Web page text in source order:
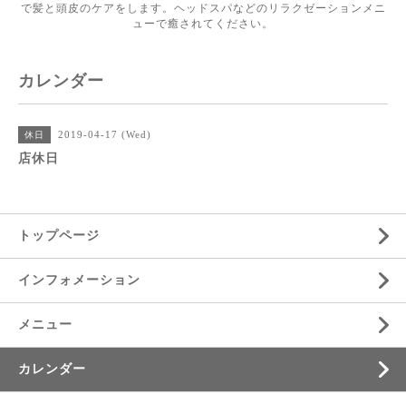
で髪と頭皮のケアをします。ヘッドスパなどのリラクゼーションメニ
ューで癒されてください。
カレンダー
休日 2019-04-17 (Wed)
店休日
トップページ
インフォメーション
メニュー
カレンダー